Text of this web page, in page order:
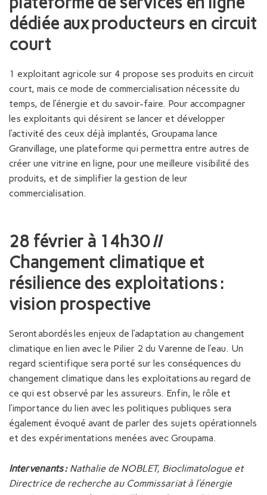
dédiée aux producteurs en circuit
court
1 exploitant agricole sur 4 propose ses produits en circuit
court, mais ce mode de commercialisation nécessite du
temps, de l’énergie et du savoir-faire. Pour accompagner
les exploitants qui désirent se lancer et développer
l’activité des ceux déjà implantés, Groupama lance
Granvillage, une plateforme qui permettra entre autres de
créer une vitrine en ligne, pour une meilleure visibilité des
produits, et de simplifier la gestion de leur
commercialisation.
28 février à 14h30 //
Changement climatique et
résilience des exploitations :
vision prospective
Seront abordés les enjeux de l’adaptation au changement
climatique en lien avec le Pilier 2 du Varenne de l’eau. Un
regard scientifique sera porté sur les conséquences du
changement climatique dans les exploitations au regard de
ce qui est observé par les assureurs. Enfin, le rôle et
l’importance du lien avec les politiques publiques sera
également évoqué avant de parler des sujets opérationnels
et des expérimentations menées avec Groupama.
Intervenants : Nathalie de NOBLET, Bioclimatologue et
Directrice de recherche au Commissariat à l’énergie